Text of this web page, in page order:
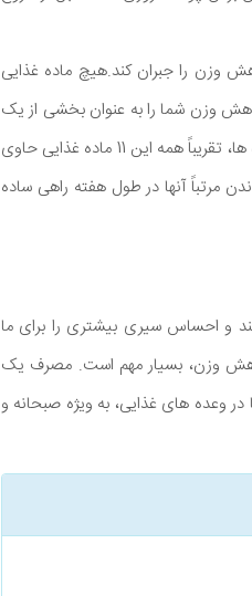
وزن را جبران کند.هیچ ماده غذایی
وزن شما را به عنوان بخشی از یک
رژیم غذایی سالم پشتیبانی کند. علاوه بر افزودنیهای خوشمزه به وعده های غذایی و میان وعده ها، تقریباً همه این 11 ماده غذایی حاوی
مرتباً آنها در طول هفته راهی ساده
و احساس سیری بیشتری را برای ما
وزن، بسیار مهم است. مصرف یک
کند. و ترکیب آنها در وعده های غذایی، به ویژه صبحانه و